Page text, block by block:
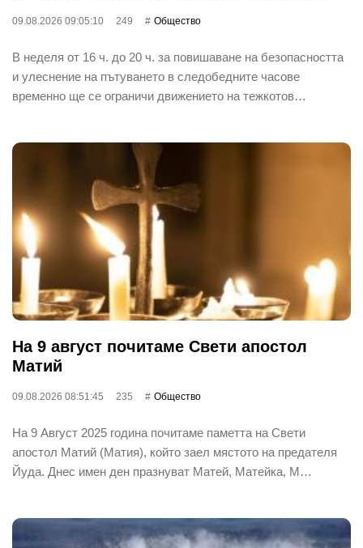
09.08.2026 09:05:10 249 Общество
В неделя от 16 ч. до 20 ч. за повишаване на безопасността
и улеснение на пътуването в следобедните часове
временно ще се ограничи движението на тежкотов…
На 9 август почитаме Свети апостол
Матий
09.08.2026 08:51:45 235 Общество
На 9 Август 2025 година почитаме паметта на Свети
апостол Матий (Матия), който заел мястото на предателя
Йуда. Днес имен ден празнуват Матей, Матейка, М…